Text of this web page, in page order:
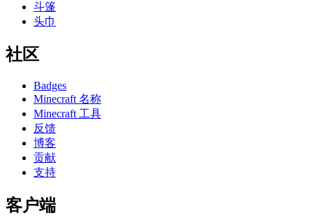
斗篷
头巾
社区
Badges
Minecraft 名称
Minecraft 工具
反馈
博客
贡献
支持
客户端